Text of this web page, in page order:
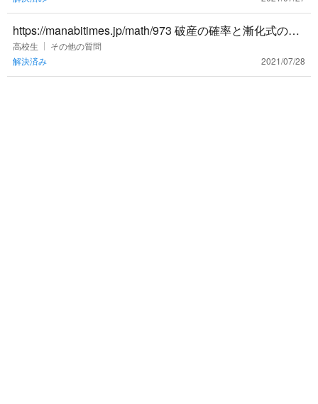
https://manabitimes.jp/math/973 破産の確率と漸化式の問
題で ”n円持っている。勝ったら1
高校生
その他の質問
解決済み
2021/07/28